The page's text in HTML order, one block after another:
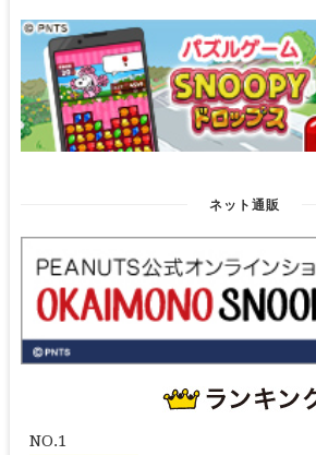
ネット通販